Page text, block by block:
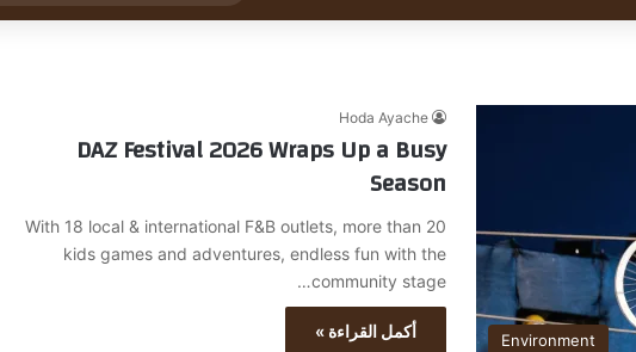
Environment
Hoda Ayache
DAZ Festival 2026 Wraps Up a Busy
Season
With 18 local & international F&B outlets, more than 20
kids games and adventures, endless fun with the
community stage…
أكمل القراءة »